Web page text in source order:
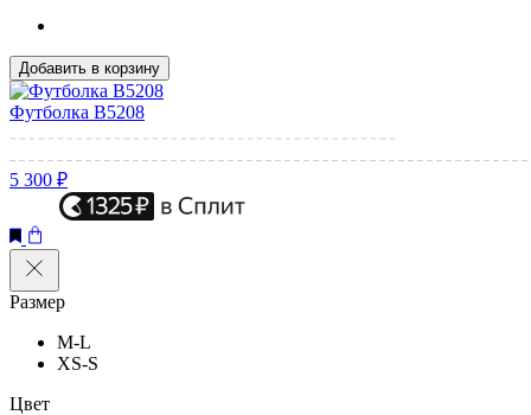
Добавить в корзину
Футболка B5208
5 300 ₽
Размер
M-L
XS-S
Цвет